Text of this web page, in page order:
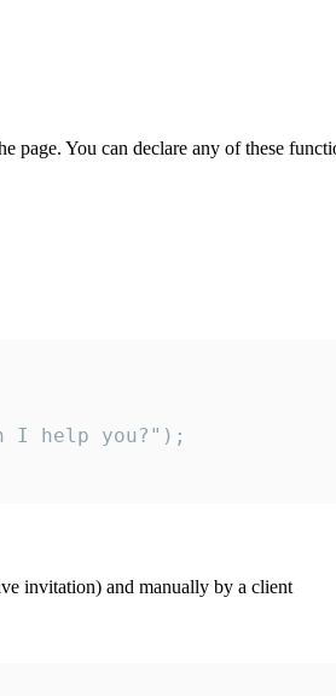
page. You can declare any of these
I help you?");
invitation) and manually by a client